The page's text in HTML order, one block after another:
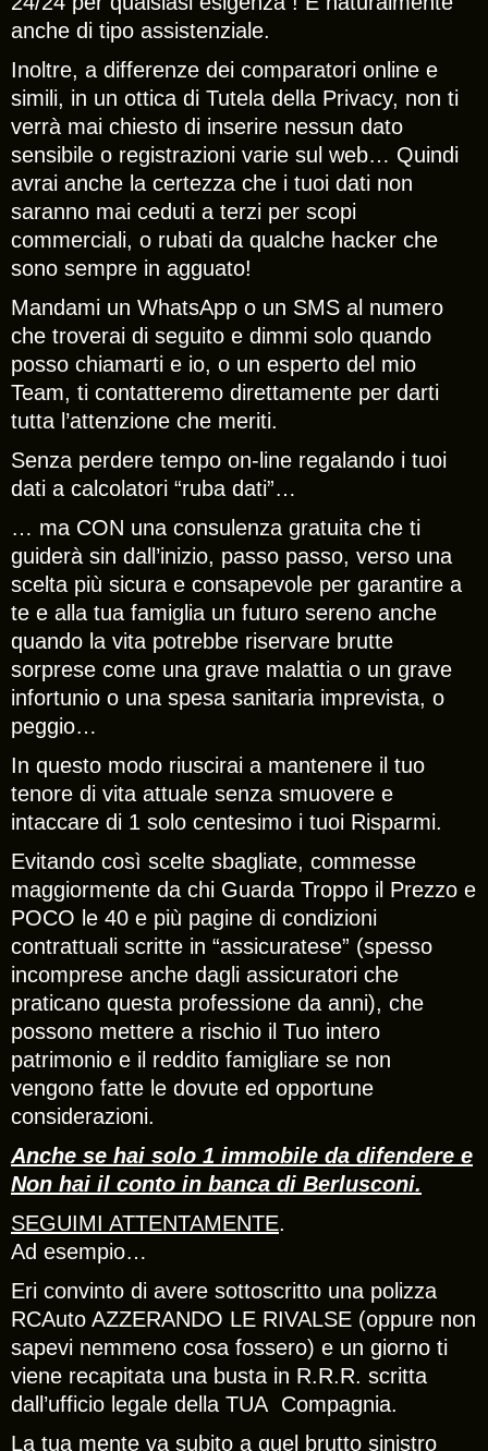
anche di tipo assistenziale.
Inoltre, a differenze dei comparatori online e
simili, in un ottica di Tutela della Privacy, non ti
verrà mai chiesto di inserire nessun dato
sensibile o registrazioni varie sul web… Quindi
avrai anche la certezza che i tuoi dati non
saranno mai ceduti a terzi per scopi
commerciali, o rubati da qualche hacker che
sono sempre in agguato!
Mandami un WhatsApp o un SMS al numero
che troverai di seguito e dimmi solo quando
posso chiamarti e io, o un esperto del mio
Team, ti contatteremo direttamente per darti
tutta l’attenzione che meriti.
Senza perdere tempo on-line regalando i tuoi
dati a calcolatori “ruba dati”…
… ma CON una consulenza gratuita che ti
guiderà sin dall’inizio, passo passo, verso una
scelta più sicura e consapevole per garantire a
te e alla tua famiglia un futuro sereno anche
quando la vita potrebbe riservare brutte
sorprese come una grave malattia o un grave
infortunio o una spesa sanitaria imprevista, o
peggio…
In questo modo riuscirai a mantenere il tuo
tenore di vita attuale senza smuovere e
intaccare di 1 solo centesimo i tuoi Risparmi.
Evitando così scelte sbagliate, commesse
maggiormente da chi Guarda Troppo il Prezzo e
POCO le 40 e più pagine di condizioni
contrattuali scritte in “assicuratese” (spesso
incomprese anche dagli assicuratori che
praticano questa professione da anni), che
possono mettere a rischio il Tuo intero
patrimonio e il reddito famigliare se non
vengono fatte le dovute ed opportune
considerazioni.
Anche se hai solo 1 immobile da difendere e
Non hai il conto in banca di Berlusconi.
SEGUIMI ATTENTAMENTE.
Ad esempio…
Eri convinto di avere sottoscritto una polizza
RCAuto AZZERANDO LE RIVALSE (oppure non
sapevi nemmeno cosa fossero) e un giorno ti
viene recapitata una busta in R.R.R. scritta
dall’ufficio legale della TUA Compagnia.
La tua mente va subito a quel brutto sinistro